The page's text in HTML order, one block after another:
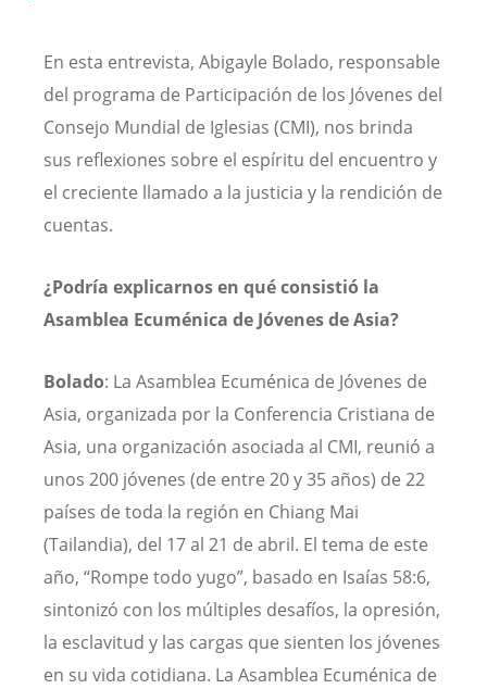
En esta entrevista, Abigayle Bolado, responsable
del programa de Participación de los Jóvenes del
Consejo Mundial de Iglesias (CMI), nos brinda
sus reflexiones sobre el espíritu del encuentro y
el creciente llamado a la justicia y la rendición de
cuentas.
¿Podría explicarnos en qué consistió la
Asamblea Ecuménica de Jóvenes de Asia?
Bolado: La Asamblea Ecuménica de Jóvenes de
Asia, organizada por la Conferencia Cristiana de
Asia, una organización asociada al CMI, reunió a
unos 200 jóvenes (de entre 20 y 35 años) de 22
países de toda la región en Chiang Mai
(Tailandia), del 17 al 21 de abril. El tema de este
año, “Rompe todo yugo”, basado en Isaías 58:6,
sintonizó con los múltiples desafíos, la opresión,
la esclavitud y las cargas que sienten los jóvenes
en su vida cotidiana. La Asamblea Ecuménica de